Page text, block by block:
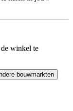
winkel te
bouwmarkten